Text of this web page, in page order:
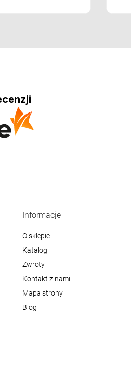
Informacje
O sklepie
Katalog
Zwroty
Kontakt z nami
Mapa strony
Blog